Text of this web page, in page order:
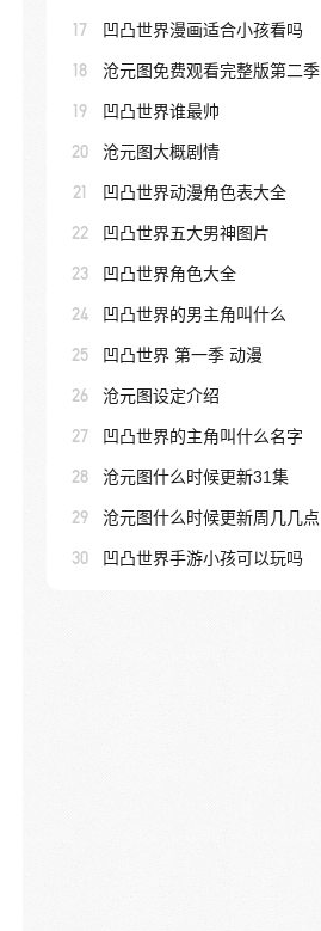
17 凹凸世界漫画适合小孩看吗
18 沧元图免费观看完整版第二季
19 凹凸世界谁最帅
20 沧元图大概剧情
21 凹凸世界动漫角色表大全
22 凹凸世界五大男神图片
23 凹凸世界角色大全
24 凹凸世界的男主角叫什么
25 凹凸世界 第一季 动漫
26 沧元图设定介绍
27 凹凸世界的主角叫什么名字
28 沧元图什么时候更新31集
29 沧元图什么时候更新周几几点
30 凹凸世界手游小孩可以玩吗